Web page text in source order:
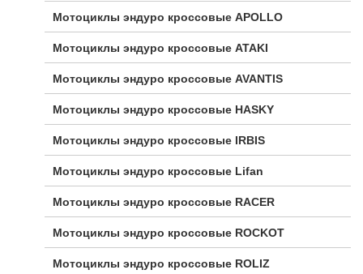
Мотоциклы эндуро кроссовые APOLLO
Мотоциклы эндуро кроссовые ATAKI
Мотоциклы эндуро кроссовые AVANTIS
Мотоциклы эндуро кроссовые HASKY
Мотоциклы эндуро кроссовые IRBIS
Мотоциклы эндуро кроссовые Lifan
Мотоциклы эндуро кроссовые RACER
Мотоциклы эндуро кроссовые ROCKOT
Мотоциклы эндуро кроссовые ROLIZ